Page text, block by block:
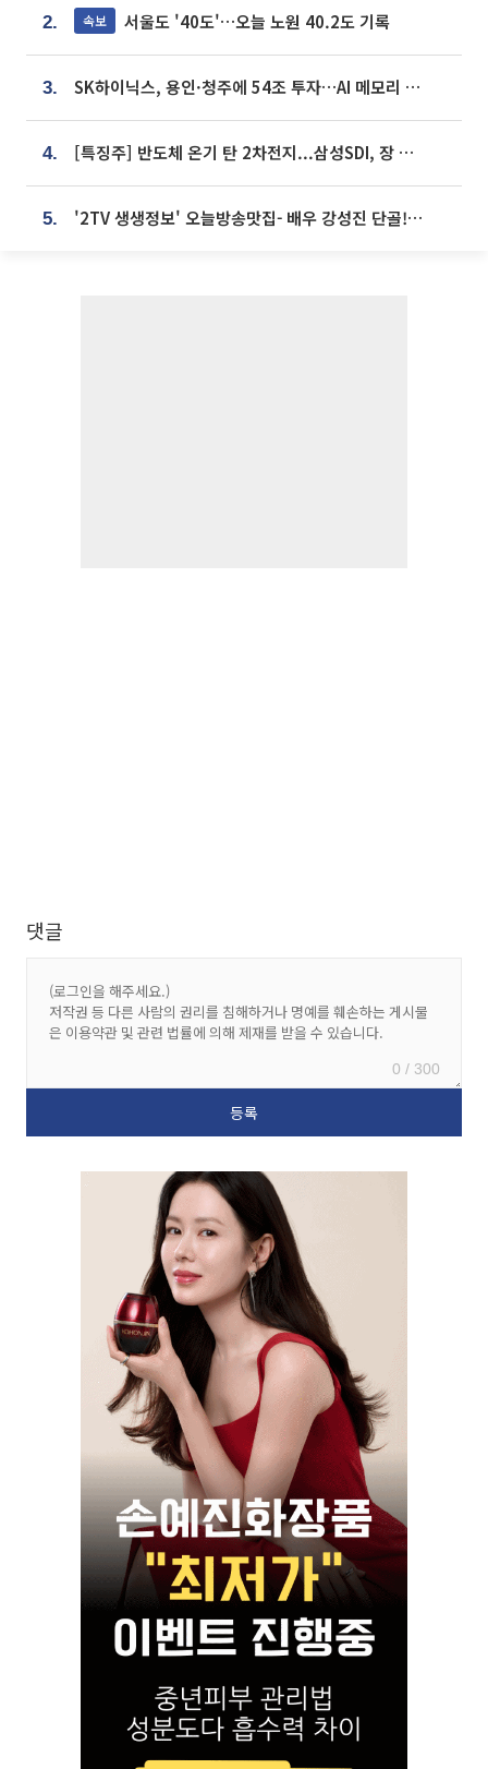
2. 속보 서울도 '40도'…오늘 노원 40.2도 기록
3. SK하이닉스, 용인·청주에 54조 투자…AI 메모리 생산기지 키운다
4. [특징주] 반도체 온기 탄 2차전지...삼성SDI, 장 초반 7% 넘게 껑충
5. '2TV 생생정보' 오늘방송맛집- 배우 강성진 단골! 쌀국수ㆍ푸팟퐁 커리 맛집 '블○○○'
댓글
0 / 300